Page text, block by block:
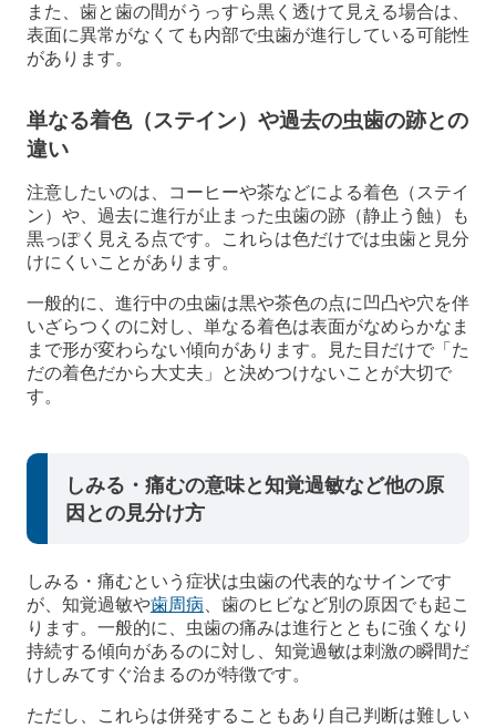
また、歯と歯の間がうっすら黒く透けて見える場合は、
表面に異常がなくても内部で虫歯が進行している可能性
があります。
単なる着色（ステイン）や過去の虫歯の跡との
違い
注意したいのは、コーヒーや茶などによる着色（ステイ
ン）や、過去に進行が止まった虫歯の跡（静止う蝕）も
黒っぽく見える点です。これらは色だけでは虫歯と見分
けにくいことがあります。
一般的に、進行中の虫歯は黒や茶色の点に凹凸や穴を伴
いざらつくのに対し、単なる着色は表面がなめらかなま
まで形が変わらない傾向があります。見た目だけで「た
だの着色だから大丈夫」と決めつけないことが大切で
す。
しみる・痛むの意味と知覚過敏など他の原
因との見分け方
しみる・痛むという症状は虫歯の代表的なサインです
が、知覚過敏や歯周病 、歯のヒビなど別の原因でも起こ
ります。一般的に、虫歯の痛みは進行とともに強くなり
持続する傾向があるのに対し、知覚過敏は刺激の瞬間だ
けしみてすぐ治まるのが特徴です。
ただし、これらは併発することもあり自己判断は難しい